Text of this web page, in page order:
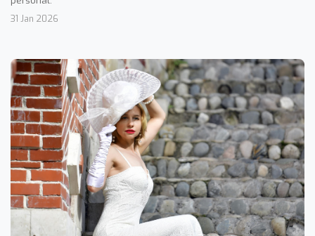
31 Jan 2026